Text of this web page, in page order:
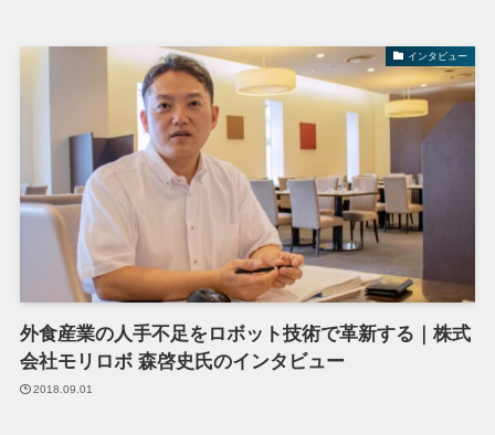
インタビュー
外食産業の人手不足をロボット技術で革新する｜株式
会社モリロボ 森啓史氏のインタビュー
2018.09.01